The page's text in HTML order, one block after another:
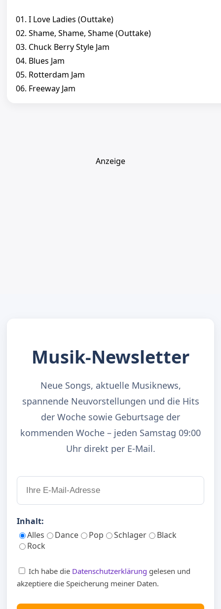
01. I Love Ladies (Outtake)
02. Shame, Shame, Shame (Outtake)
03. Chuck Berry Style Jam
04. Blues Jam
05. Rotterdam Jam
06. Freeway Jam
Anzeige
Musik-Newsletter
Neue Songs, aktuelle Musiknews,
spannende Neuvorstellungen und die Hits
der Woche sowie Geburtsage der
kommenden Woche – jeden Samstag 09:00
Uhr direkt per E-Mail.
Inhalt:
Alles
Dance Pop Schlager
Black
Rock
Ich habe die Datenschutzerklärung gelesen und
akzeptiere die Speicherung meiner Daten.